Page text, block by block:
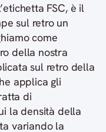
FSC, è il
sul retro un
come
della nostra
sul retro della
applica gli
di
la densità della
variando la